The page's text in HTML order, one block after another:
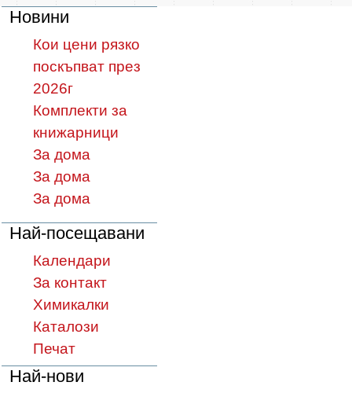
Новини
Кои цени рязко
поскъпват през
2026г
Комплекти за
книжарници
За дома
За дома
За дома
Най-посещавани
Календари
За контакт
Химикалки
Каталози
Печат
Най-нови